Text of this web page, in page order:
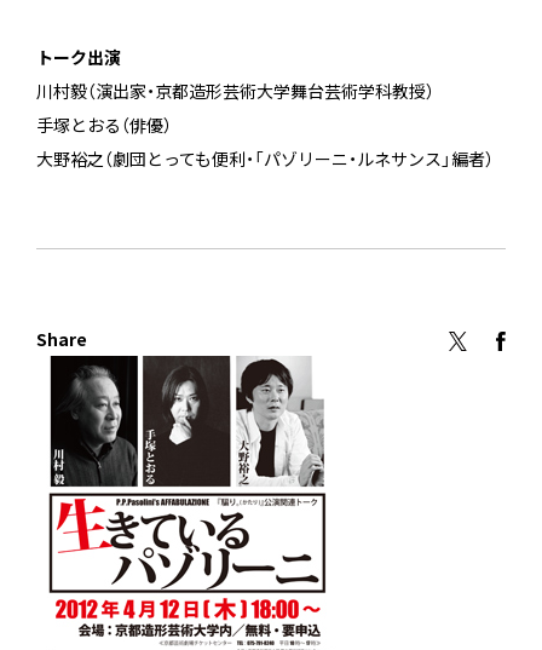
トーク出演
川村毅（演出家・京都造形芸術大学舞台芸術学科教授）
手塚とおる（俳優）
大野裕之（劇団とっても便利・「パゾリーニ・ルネサンス」編者）
Share